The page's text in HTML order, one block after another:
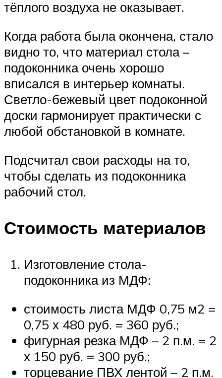
тёплого воздуха не оказывает.
Когда работа была окончена, стало
видно то, что материал стола –
подоконника очень хорошо
вписался в интерьер комнаты.
Светло-бежевый цвет подоконной
доски гармонирует практически с
любой обстановкой в комнате.
Подсчитал свои расходы на то,
чтобы сделать из подоконника
рабочий стол.
Стоимость материалов
Изготовление стола-
подоконника из МДФ:
стоимость листа МДФ 0,75 м2 =
0,75 х 480 руб. = 360 руб.;
фигурная резка МДФ – 2 п.м. = 2
х 150 руб. = 300 руб.;
торцевание ПВХ лентой – 2 п.м.